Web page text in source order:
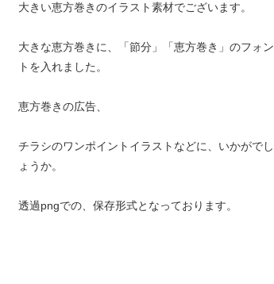
大きい恵方巻きのイラスト素材でございます。
大きな恵方巻きに、「節分」「恵方巻き」のフォン
トを入れました。
恵方巻きの広告、
チラシのワンポイントイラストなどに、いかがでし
ょうか。
透過pngでの、保存形式となっております。